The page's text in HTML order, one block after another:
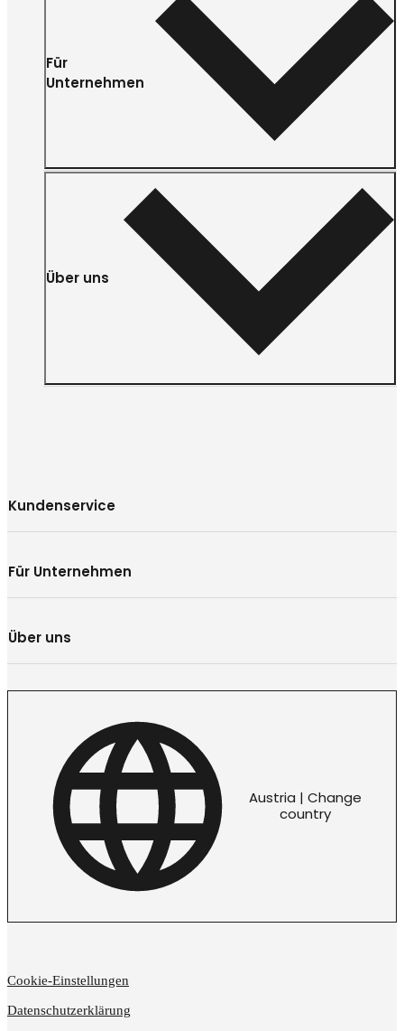
Für
Unternehmen
Über uns
Kundenservice
Für Unternehmen
Über uns
Austria | Change
country
Cookie-Einstellungen
Datenschutzerklärung